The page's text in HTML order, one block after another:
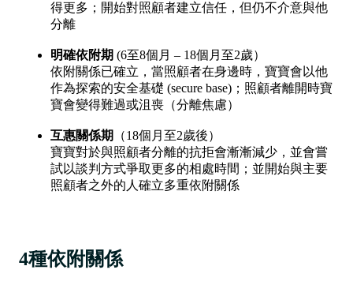
得更多；開始對照顧者建立信任，但仍不介意與他
分離
明確依附期 (6至8個月 – 18個月至2歲）
依附關係已確立，當照顧者在身邊時，寶寶會以他
作為探索的安全基礎 (secure base)；照顧者離開時寶
寶會變得難過或沮喪（分離焦慮）
互惠關係期
（18個月至2歲後）
寶寶對於與照顧者分離的抗拒會漸漸減少，並會嘗
試以談判方式爭取更多的相處時間；並開始與主要
照顧者之外的人確立多重依附關係
4種依附關係